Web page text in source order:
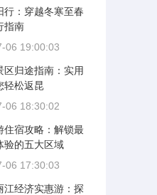
行：穿越冬寒至春
指南
06 19:00:03
区归途指南：实用
轻松返昆
06 18:30:02
住宿攻略：解锁最
验的五大区域
06 17:30:03
江经济实惠游：探